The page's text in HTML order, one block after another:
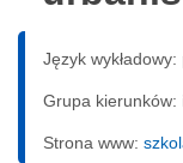
Język wykładowy:
Grupa kierunków:
Strona www: